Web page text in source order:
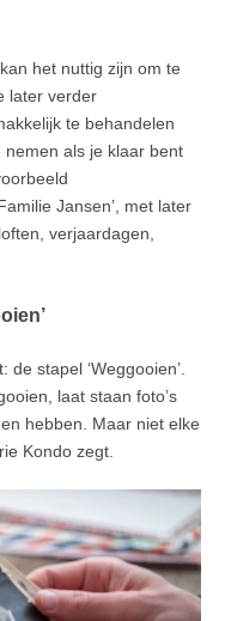
het nuttig zijn om te
later verder
te behandelen
nemen als je klaar bent
Jansen’, met later
verjaardagen,
stapel ‘Weggooien’.
laat staan foto’s
hebben. Maar niet elke
Kondo zegt.